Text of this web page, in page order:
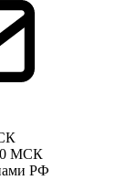
МСК
РФ